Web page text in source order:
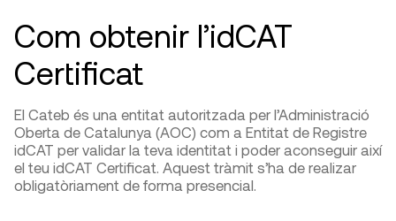
Com obtenir l’idCAT
Certificat
El Cateb és una entitat autoritzada per l’Administració
Oberta de Catalunya (AOC) com a Entitat de Registre
idCAT per validar la teva identitat i poder aconseguir així
el teu idCAT Certificat. Aquest tràmit s’ha de realizar
obligatòriament de forma presencial.